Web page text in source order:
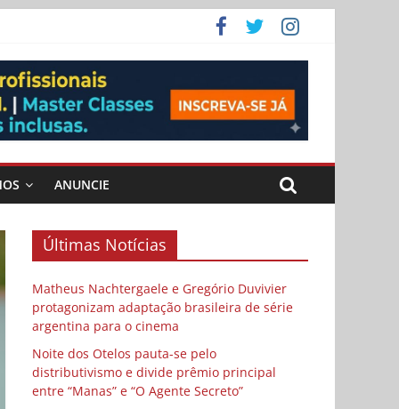
vida
Cybulski
ANUNCIE
Últimas Notícias
Matheus Nachtergaele e Gregório Duvivier
protagonizam adaptação brasileira de série
argentina para o cinema
Noite dos Otelos pauta-se pelo
distributivismo e divide prêmio principal
entre “Manas” e “O Agente Secreto”